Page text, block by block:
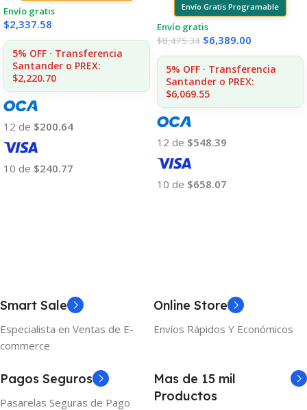
Envío gratis
$2,337.58
5% OFF · Transferencia
Santander o PREX:
$2,220.70
12 de $200.64
10 de $240.77
Envío Gratis Programable
Envío gratis
$8,475.34 $6,389.00
5% OFF · Transferencia
Santander o PREX:
$6,069.55
12 de $548.39
10 de $658.07
Smart Sale
Especialista en Ventas de E-
commerce
Online Store
Envíos Rápidos Y Económicos
Pagos Seguros
Pasarelas Seguras de Pago
Mas de 15 mil
Productos